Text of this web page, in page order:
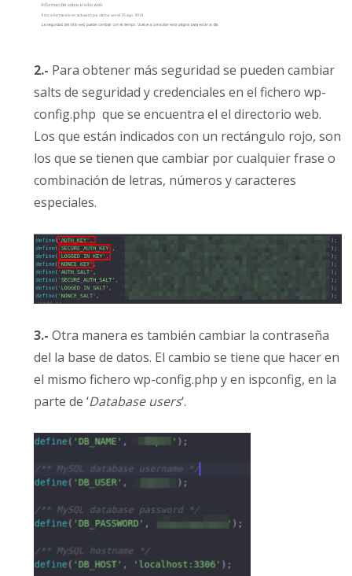
2.- Para obtener más seguridad se pueden cambiar
salts de seguridad y credenciales en el fichero wp-
config.php que se encuentra el el directorio web.
Los que están indicados con un rectángulo rojo, son
los que se tienen que cambiar por cualquier frase o
combinación de letras, números y caracteres
especiales.
3.-Otra manera es también cambiar la contraseña
del la base de datos. El cambio se tiene que hacer en
el mismo fichero wp-config.php y en ispconfig, en la
parte de ‘Database users‘.